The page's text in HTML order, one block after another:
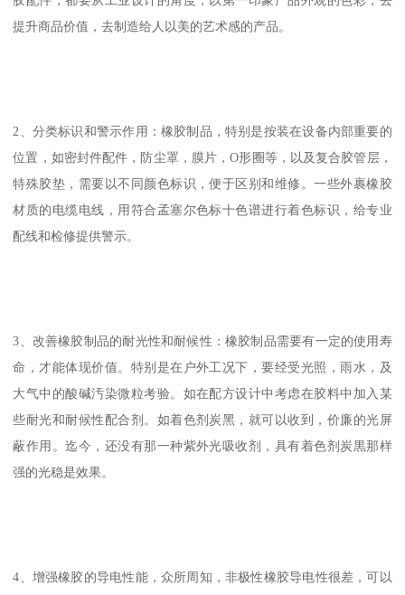
提升商品价值，去制造给人以美的艺术感的产品。
2、分类标识和警示作用：橡胶制品，特别是按装在设备内部重要的
位置，如密封件配件，防尘罩，膜片，O形圈等，以及复合胶管层，
特殊胶垫，需要以不同颜色标识，便于区别和维修。一些外裹橡胶
材质的电缆电线，用符合孟塞尔色标十色谱进行着色标识，给专业
配线和检修提供警示。
3、改善橡胶制品的耐光性和耐候性：橡胶制品需要有一定的使用寿
命，才能体现价值。特别是在户外工况下，要经受光照，雨水，及
大气中的酸碱汚染微粒考验。如在配方设计中考虑在胶料中加入某
些耐光和耐候性配合剂。如着色剂炭黑，就可以收到，价廉的光屏
蔽作用。迄今，还没有那一种紫外光吸收剂，具有着色剂炭黒那样
强的光稳是效果。
4、增强橡胶的导电性能，众所周知，非极性橡胶导电性很差，可以